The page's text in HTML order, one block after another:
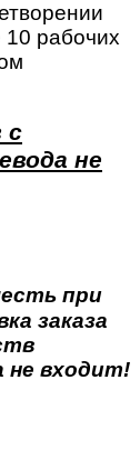
10 рабочих
с
не
при
заказа
не входит!